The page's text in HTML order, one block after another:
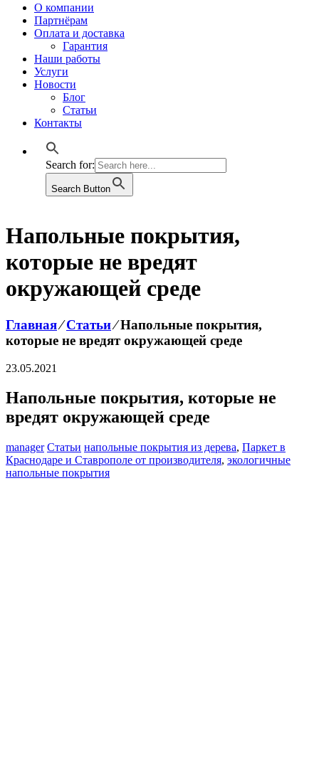
О компании
Партнёрам
Оплата и доставка
Гарантия
Наши работы
Услуги
Новости
Блог
Статьи
Контакты
Search for:
Search Button
Напольные покрытия,
которые не вредят
окружающей среде
Главная⁄Статьи⁄Напольные покрытия,
которые не вредят окружающей среде
23.05.2021
Напольные покрытия, которые не
вредят окружающей среде
manager Статьи напольные покрытия из дерева, Паркет в
Краснодаре и Ставрополе от производителя, экологичные
напольные покрытия